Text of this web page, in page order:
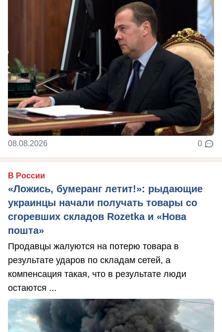
08.08.2026 0
В России
«Ложись, бумеранг летит!»: рыдающие
украинцы начали получать товары со
сгоревших складов Rozetka и «Нова
пошта»
Продавцы жалуются на потерю товара в
результате ударов по складам сетей, а
компенсация такая, что в результате люди
остаются ...